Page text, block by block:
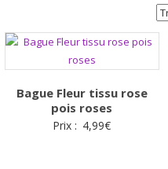
Bague Fleur tissu rose
pois roses
Prix : 4,99€